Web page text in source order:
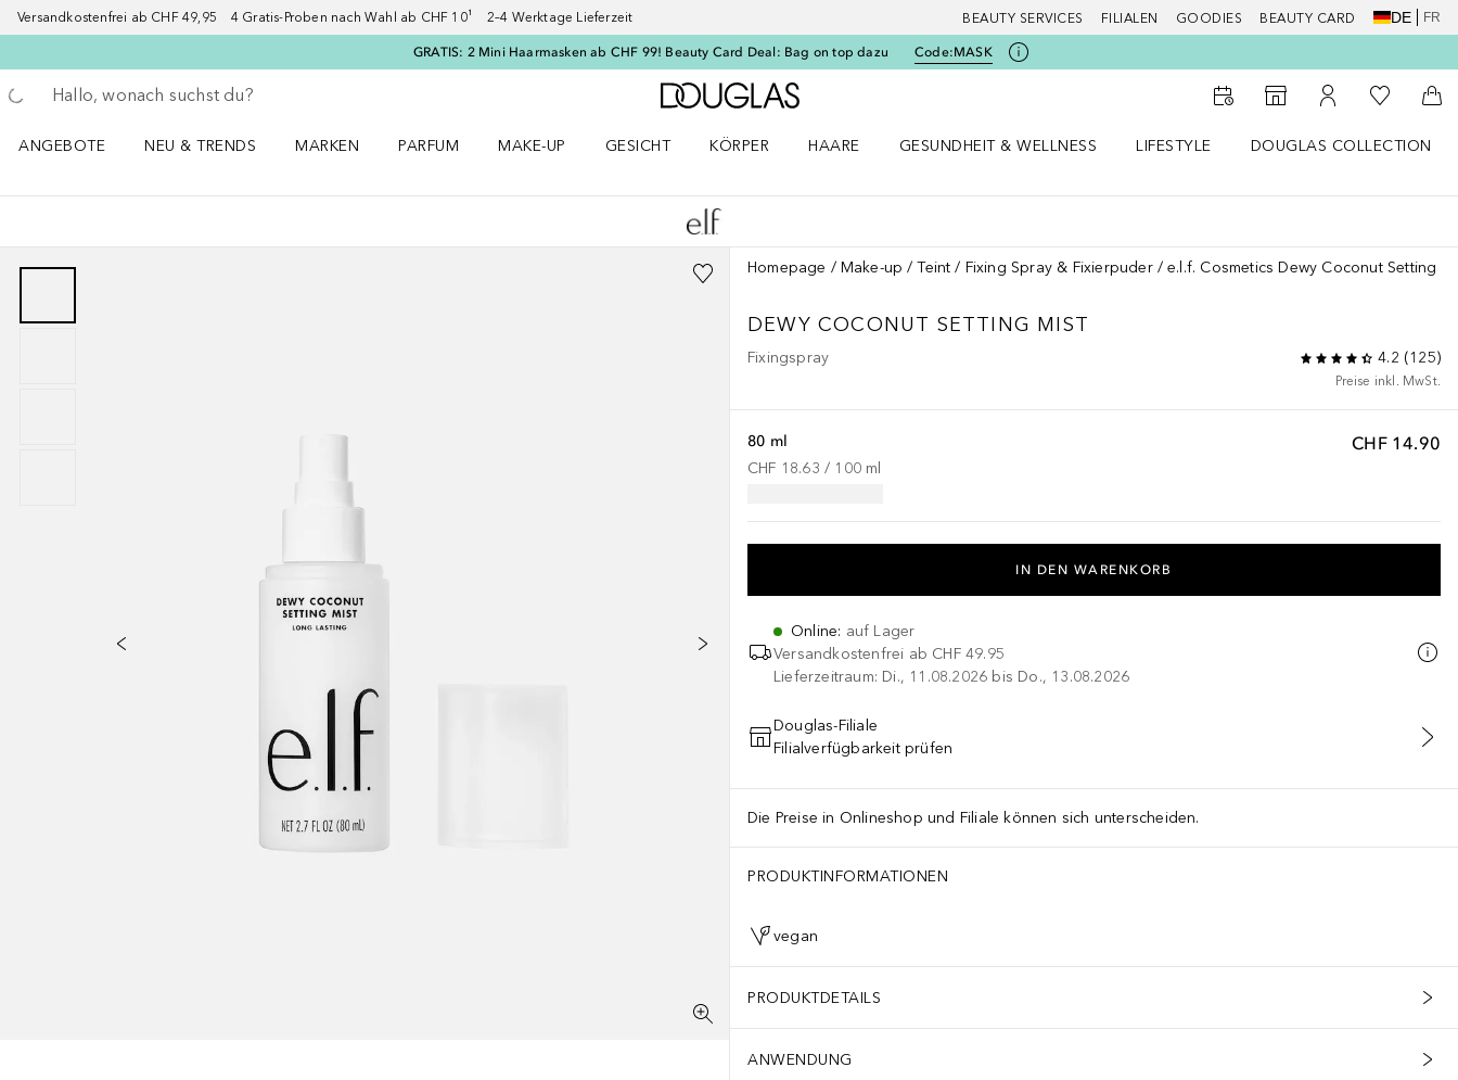
Versandkostenfrei ab CHF 49,95 4 Gratis-Proben nach Wahl ab CHF 10¹ 2–4 Werktage Lieferzeit BEAUTY SERVICES FILIALEN GOODIES BEAUTY CARD DE FR
GRATIS: 2 Mini Haarmasken ab CHF 99! Beauty Card Deal: Bag on top dazu Code:MASK
Gehe zurück
Suche ausführen
Zur Douglas Startseite
Zum Storefinder
Zu Meinem
Zu Meiner
ANGEBOTE
NEU & TRENDS
MARKEN
PARFUM
MAKE-UP
GESICHT
KÖRPER
HAARE
GESUNDHEIT & WELLNESS
LIFESTYLE
DOUGLAS COLLECTION
Homepage Make-up Teint Fixing Spray & Fixierpuder e.l.f. Cosmetics Dewy Coconut Setting
DEWY COCONUT SETTING MIST
Fixingspray 4.2 (125)
Preise inkl. MwSt.
CHF 14.90
80 ml
CHF 18.63 / 100 ml
IN DEN WARENKORB
Online: auf Lager
Versandkostenfrei ab CHF 49.95
Lieferzeitraum: Di., 11.08.2026 bis Do., 13.08.2026
Douglas-Filiale
Filialverfügbarkeit prüfen
Die Preise in Onlineshop und Filiale können sich unterscheiden.
PRODUKTINFORMATIONEN
vegan
PRODUKTDETAILS
ANWENDUNG